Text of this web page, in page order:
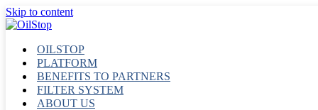
Skip to content
OILSTOP
PLATFORM
BENEFITS TO PARTNERS
FILTER SYSTEM
ABOUT US